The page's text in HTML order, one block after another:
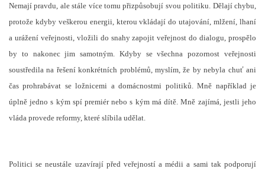
Nemají pravdu, ale stále více tomu přizpůsobují svou politiku. Dělají chybu,
protože kdyby veškerou energii, kterou vkládají do utajování, mlžení, lhaní
a urážení veřejnosti, vložili do snahy zapojit veřejnost do dialogu, prospělo
by to nakonec jim samotným. Kdyby se všechna pozornost veřejnosti
soustředila na řešení konkrétních problémů, myslím, že by nebyla chuť ani
čas prohrabávat se ložnicemi a domácnostmi politiků. Mně například je
úplně jedno s kým spí premiér nebo s kým má dítě. Mně zajímá, jestli jeho
vláda provede reformy, které slíbila udělat.
Politici se neustále uzavírají před veřejností a médii a sami tak podporují